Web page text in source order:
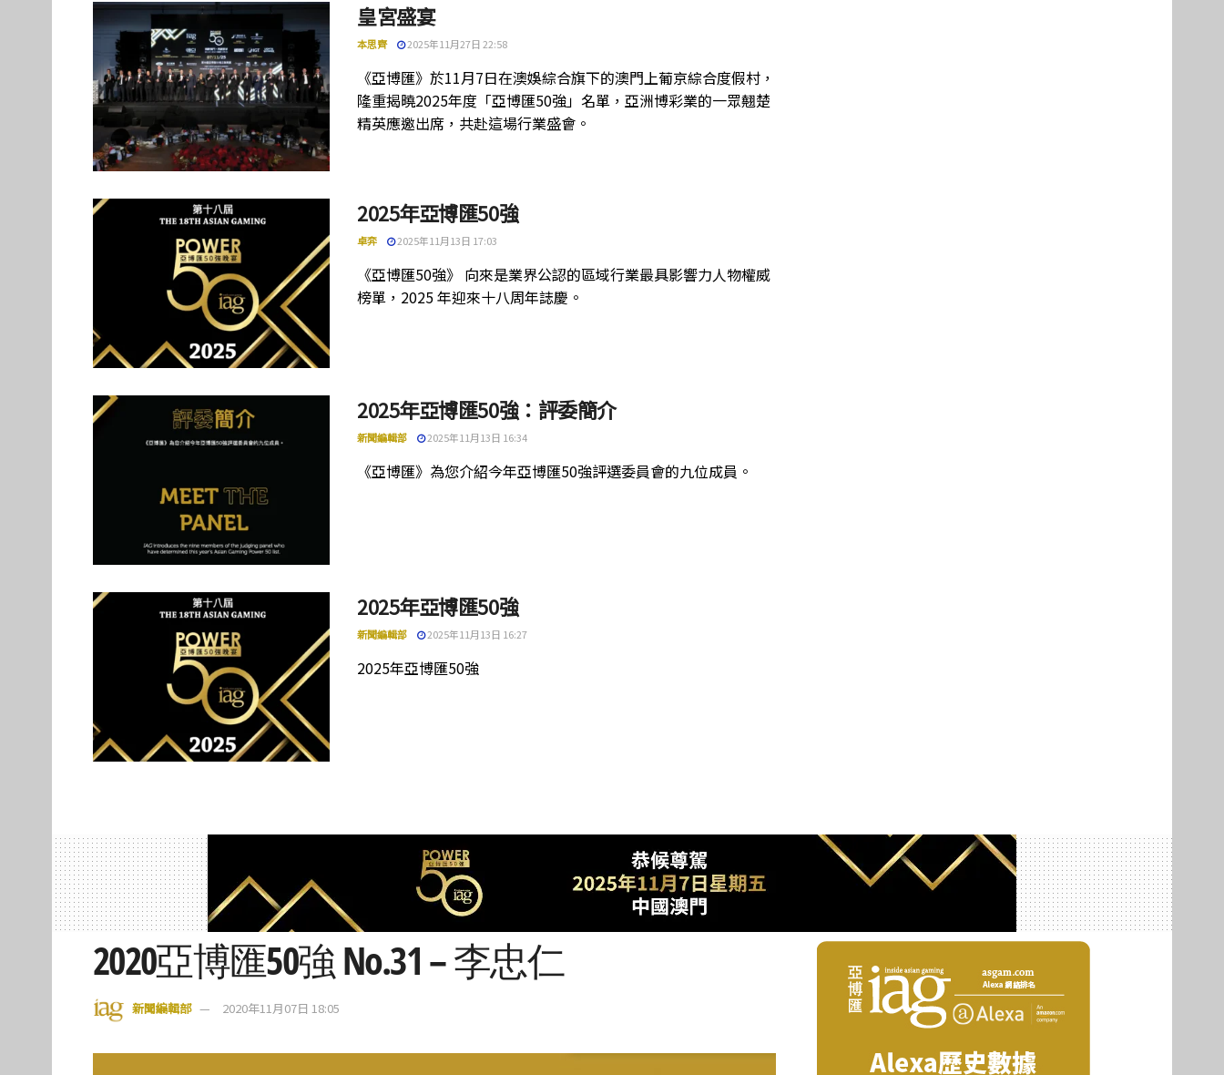
皇宮盛宴
本思齊 2025年11月27日 22:58
《亞博匯》於11月7日在澳娛綜合旗下的澳門上葡京綜合度假村，
隆重揭曉2025年度「亞博匯50強」名單，亞洲博彩業的一眾翹楚
精英應邀出席，共赴這場行業盛會。
2025年亞博匯50強
卓弈 2025年11月13日 17:03
《亞博匯50強》 向來是業界公認的區域行業最具影響力人物權威
榜單，2025 年迎來十八周年誌慶。
2025年亞博匯50強：評委簡介
新聞編輯部 2025年11月13日 16:34
《亞博匯》為您介紹今年亞博匯50強評選委員會的九位成員。
2025年亞博匯50強
新聞編輯部 2025年11月13日 16:27
2025年亞博匯50強
2020亞博匯50強 No.31 – 李忠仁
新聞編輯部 2020年11月07日 18:05